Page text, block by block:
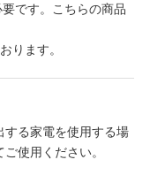
です。こちらの商品
ります。
する家電を使用する場
使用ください。